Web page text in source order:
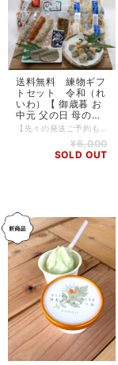
送料無料 練物ギフ
トセット 令和（れ
いわ）【 御歳暮 お
中元 父の日 母の日
敬老の日 ギフト 】
¥6,000
SOLD OUT